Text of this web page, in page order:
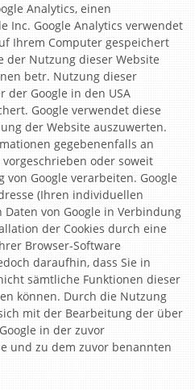
Analytics, einen
Inc. Google Analytics verwendet
Ihrem Computer gespeichert
der Nutzung dieser Website
betr. Nutzung dieser
der Google in den USA
Google verwendet diese
der Website auszuwerten.
gegebenenfalls an
oder soweit
Google verarbeiten. Google
(Ihren individuellen
von Google in Verbindung
der Cookies durch eine
Browser-Software
daraufhin, dass Sie in
sämtliche Funktionen dieser
können. Durch die Nutzung
mit der Bearbeitung der über
in der zuvor
und zu dem zuvor benannten